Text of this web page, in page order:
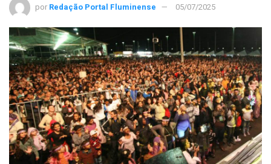
por Redação Portal Fluminense 05/07/2025